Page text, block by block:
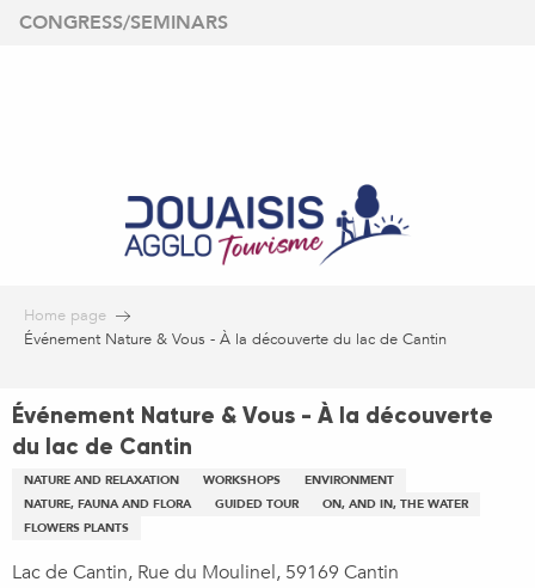
Aller
CONGRESS/SEMINARS
Home page
Événement Nature & Vous - À la découverte du lac de Cantin
Événement Nature & Vous - À la découverte
du lac de Cantin
NATURE AND RELAXATION WORKSHOPS
ENVIRONMENT
NATURE, FAUNA AND FLORA
GUIDED TOUR
ON, AND IN, THE WATER
FLOWERS PLANTS
Lac de Cantin, Rue du Moulinel, 59169 Cantin